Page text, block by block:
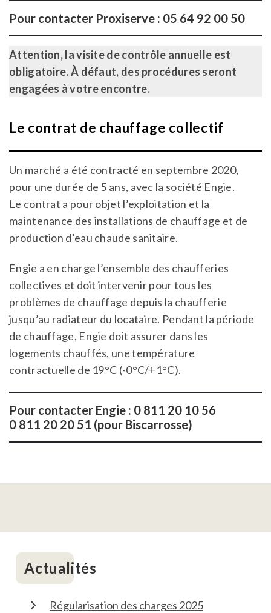
Pour contacter Proxiserve : 05 64 92 00 50
Attention, la visite de contrôle annuelle est
obligatoire. À défaut, des procédures seront
engagées à votre encontre.
Le contrat de chauffage collectif
Un marché a été contracté en septembre 2020,
pour une durée de 5 ans, avec la société Engie.
Le contrat a pour objet l’exploitation et la
maintenance des installations de chauffage et de
production d’eau chaude sanitaire.
Engie a en charge l’ensemble des chaufferies
collectives et doit intervenir pour tous les
problèmes de chauffage depuis la chaufferie
jusqu’au radiateur du locataire. Pendant la période
de chauffage, Engie doit assurer dans les
logements chauffés, une température
contractuelle de 19°C (-0°C/+1°C).
Pour contacter Engie : 0 811 20 10 56
0 811 20 20 51 (pour Biscarrosse)
Actualités
Régularisation des charges 2025